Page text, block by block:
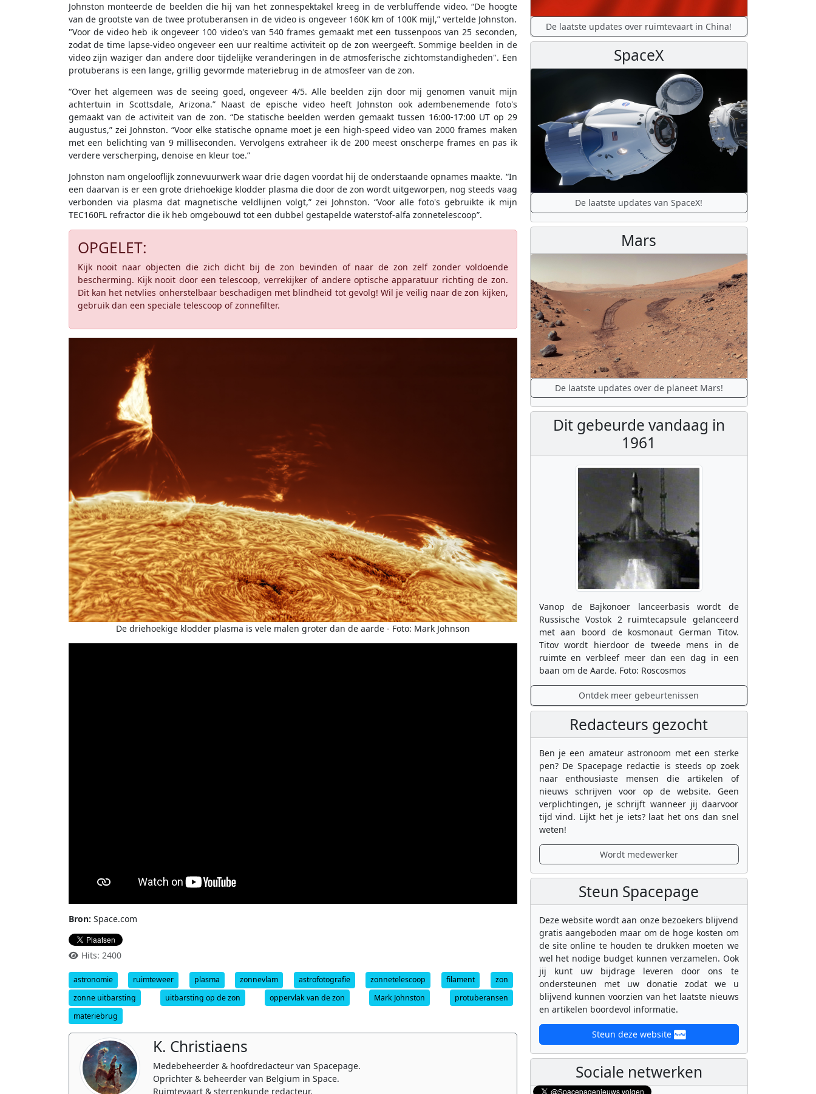
Johnston monteerde de beelden die hij van het zonnespektakel kreeg in de verbluffende video. “De hoogte
van de grootste van de twee protuberansen in de video is ongeveer 160K km of 100K mijl,” vertelde Johnston.
"Voor de video heb ik ongeveer 100 video's van 540 frames gemaakt met een tussenpoos van 25 seconden,
zodat de time lapse-video ongeveer een uur realtime activiteit op de zon weergeeft. Sommige beelden in de
video zijn waziger dan andere door tijdelijke veranderingen in de atmosferische zichtomstandigheden". Een
protuberans is een lange, grillig gevormde materiebrug in de atmosfeer van de zon.
“Over het algemeen was de seeing goed, ongeveer 4/5. Alle beelden zijn door mij genomen vanuit mijn
achtertuin in Scottsdale, Arizona.” Naast de epische video heeft Johnston ook adembenemende foto's
gemaakt van de activiteit van de zon. “De statische beelden werden gemaakt tussen 16:00-17:00 UT op 29
augustus,” zei Johnston. “Voor elke statische opname moet je een high-speed video van 2000 frames maken
met een belichting van 9 milliseconden. Vervolgens extraheer ik de 200 meest onscherpe frames en pas ik
verdere verscherping, denoise en kleur toe.”
Johnston nam ongelooflijk zonnevuurwerk waar drie dagen voordat hij de onderstaande opnames maakte. “In
een daarvan is er een grote driehoekige klodder plasma die door de zon wordt uitgeworpen, nog steeds vaag
verbonden via plasma dat magnetische veldlijnen volgt,” zei Johnston. “Voor alle foto's gebruikte ik mijn
TEC160FL refractor die ik heb omgebouwd tot een dubbel gestapelde waterstof-alfa zonnetelescoop”.
OPGELET:
Kijk nooit naar objecten die zich dicht bij de zon bevinden of naar de zon zelf zonder voldoende
bescherming. Kijk nooit door een telescoop, verrekijker of andere optische apparatuur richting de zon.
Dit kan het netvlies onherstelbaar beschadigen met blindheid tot gevolg! Wil je veilig naar de zon kijken,
gebruik dan een speciale telescoop of zonnefilter.
De driehoekige klodder plasma is vele malen groter dan de aarde - Foto: Mark Johnson
Bron: Space.com
Hits: 2400
astronomie ruimteweer plasma zonnevlam astrofotografie zonnetelescoop filament
zon
zonne uitbarsting
uitbarsting op de zon oppervlak van de zon Mark Johnston
protuberansen
materiebrug
K. Christiaens
Medebeheerder & hoofdredacteur van Spacepage.
Oprichter & beheerder van Belgium in Space.
Ruimtevaart & sterrenkunde redacteur.
De laatste updates over ruimtevaart in China!
SpaceX
De laatste updates van SpaceX!
Mars
De laatste updates over de planeet Mars!
Dit gebeurde vandaag in
1961
Vanop de Bajkonoer lanceerbasis wordt de
Russische Vostok 2 ruimtecapsule gelanceerd
met aan boord de kosmonaut German Titov.
Titov wordt hierdoor de tweede mens in de
ruimte en verbleef meer dan een dag in een
baan om de Aarde. Foto: Roscosmos
Ontdek meer gebeurtenissen
Redacteurs gezocht
Ben je een amateur astronoom met een sterke
pen? De Spacepage redactie is steeds op zoek
naar enthousiaste mensen die artikelen of
nieuws schrijven voor op de website. Geen
verplichtingen, je schrijft wanneer jij daarvoor
tijd vind. Lijkt het je iets? laat het ons dan snel
weten!
Wordt medewerker
Steun Spacepage
Deze website wordt aan onze bezoekers blijvend
gratis aangeboden maar om de hoge kosten om
de site online te houden te drukken moeten we
wel het nodige budget kunnen verzamelen. Ook
jij kunt uw bijdrage leveren door ons te
ondersteunen met uw donatie zodat we u
blijvend kunnen voorzien van het laatste nieuws
en artikelen boordevol informatie.
Steun deze website
Sociale netwerken